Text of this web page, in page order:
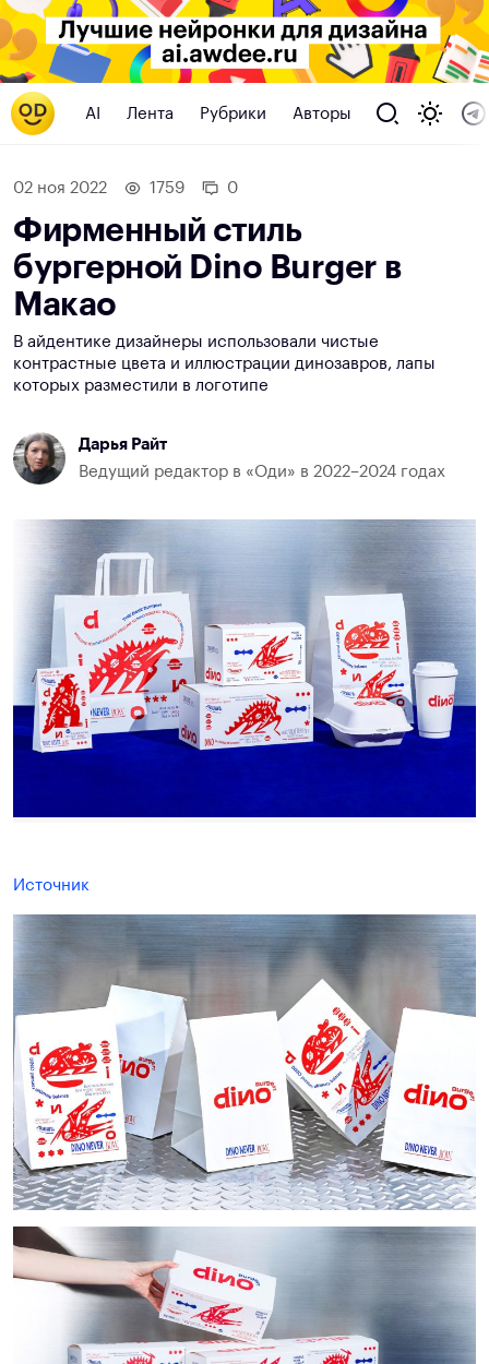
AI Лента Рубрики Авторы
02 ноя 2022 1759 0
Фирменный стиль
бургерной Dino Burger в
Макао
В айдентике дизайнеры использовали чистые
контрастные цвета и иллюстрации динозавров, лапы
которых разместили в логотипе
Дарья Райт
Ведущий редактор в «Оди» в 2022–2024 годах
Источник